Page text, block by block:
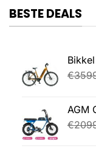
BESTE DEALS
€
AGM
€